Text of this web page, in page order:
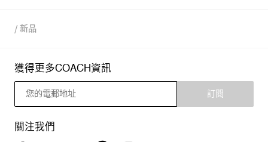
/ 新品
獲得更多COACH資訊
訂閱
關注我們